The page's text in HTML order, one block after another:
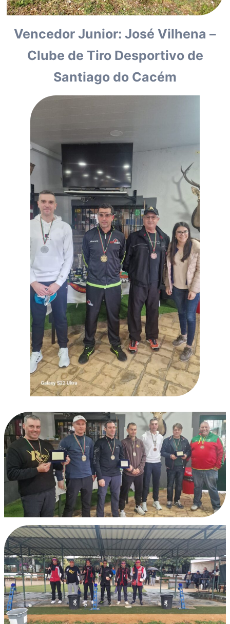
Vencedor Junior: José Vilhena –
Clube de Tiro Desportivo de
Santiago do Cacém